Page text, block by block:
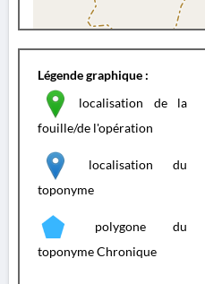
Légende graphique :
localisation de la
fouille/de l'opération
localisation du
toponyme
polygone du
toponyme Chronique